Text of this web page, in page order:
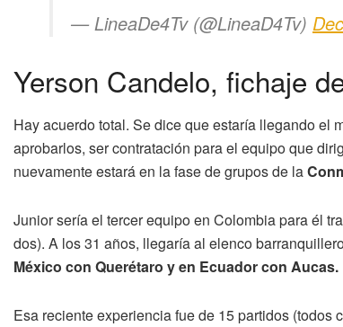
— LineaDe4Tv (@LineaD4Tv)
Yerson Candelo, fichaje
Hay acuerdo total. Se dice que estaría llegando el
aprobarlos, ser contratación para el equipo que
nuevamente estará en la fase de grupos de la
Junior sería el tercer equipo en Colombia para él
dos). A los 31 años, llegaría al elenco
México con Querétaro y en Ecuador con Aucas.
Esa reciente experiencia fue de 15 partidos